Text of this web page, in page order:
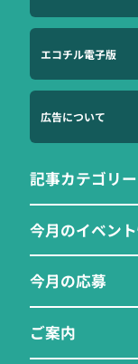
エコチル電子版
広告について
記事カテゴリー
今月のイベン
今月の応募
ご案内